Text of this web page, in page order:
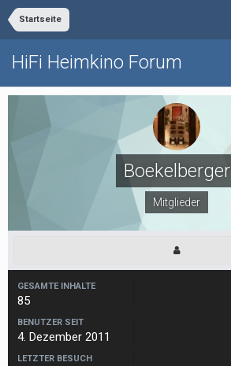
Startseite
HiFi Heimkino Forum
Boekelberger
Mitglieder
GESAMTE INHALTE
85
BENUTZER SEIT
4. Dezember 2011
LETZTER BESUCH